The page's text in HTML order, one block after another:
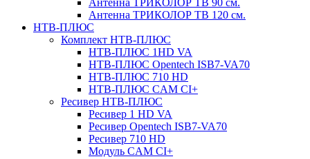
Антенна ТРИКОЛОР ТВ 90 см.
Антенна ТРИКОЛОР ТВ 120 см.
НТВ-ПЛЮС
Комплект НТВ-ПЛЮС
НТВ-ПЛЮС 1HD VA
НТВ-ПЛЮС Opentech ISB7-VA70
НТВ-ПЛЮС 710 HD
НТВ-ПЛЮС CAM CI+
Ресивер НТВ-ПЛЮС
Ресивер 1 HD VA
Ресивер Opentech ISB7-VA70
Ресивер 710 HD
Модуль CAM CI+